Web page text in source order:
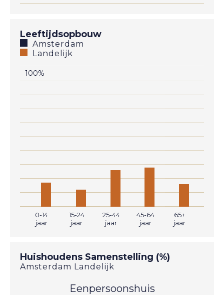
Leeftijdsopbouw
Amsterdam
Landelijk
100%
0-14
jaar
15-24
jaar
25-44
jaar
45-64
jaar
65+
jaar
Huishoudens Samenstelling (%)
Amsterdam Landelijk
Eenpersoonshuis